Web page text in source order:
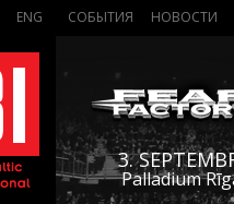
ENG СОБЫТИЯ НОВОСТИ
3.
Palladium